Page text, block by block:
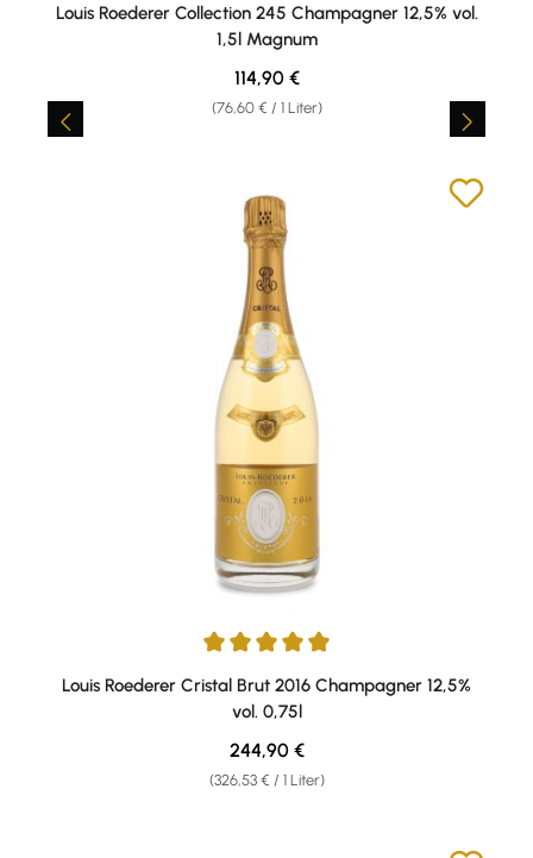
Louis Roederer Collection 245 Champagner 12,5% vol.
1,5l Magnum
(76,60 € / 1 Liter)
Regulärer Preis:
114,90 €
Durchschnittliche Bewertung von 5 von 5 Sternen
Louis Roederer Cristal Brut 2016 Champagner 12,5%
vol. 0,75l
(326,53 € / 1 Liter)
Regulärer Preis:
244,90 €